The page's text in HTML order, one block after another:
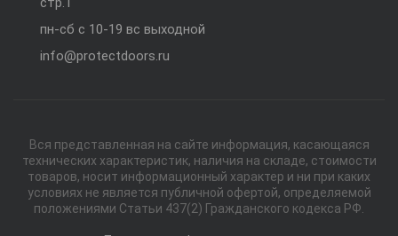
пн-сб с 10-19 вс выходной
info@protectdoors.ru
Вся представленная на сайте информация, касающаяся
технических характеристик, наличия на складе, стоимости
товаров, носит информационный характер и ни при каких
условиях не является публичной офертой, определяемой
положениями Статьи 437(2) Гражданского кодекса РФ.